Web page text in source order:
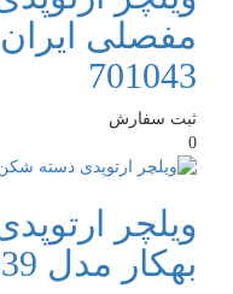
مفصلی
701043
ثبت سفارش
0
ویلچر
بهکار مدل 701039